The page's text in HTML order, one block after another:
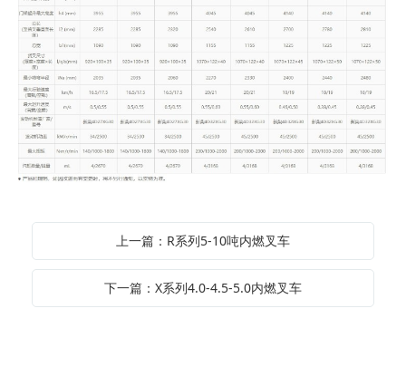
上一篇：R系列5-10吨内燃叉车
下一篇：X系列4.0-4.5-5.0内燃叉车